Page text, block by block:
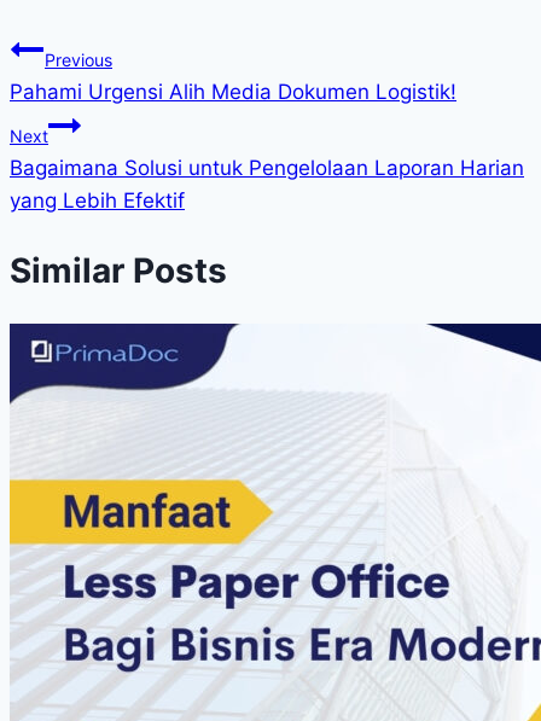
Previous
Pahami Urgensi Alih Media Dokumen Logistik!
Next
Bagaimana Solusi untuk Pengelolaan Laporan Harian
yang Lebih Efektif
Similar Posts